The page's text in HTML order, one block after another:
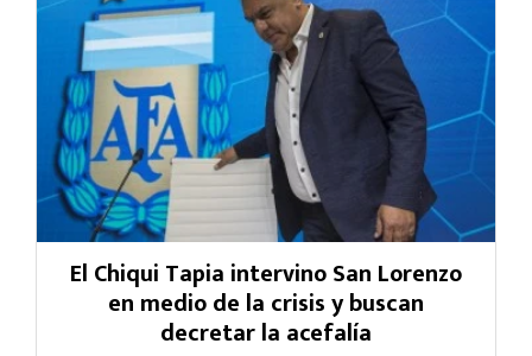
El Chiqui Tapia intervino San Lorenzo
en medio de la crisis y buscan
decretar la acefalía